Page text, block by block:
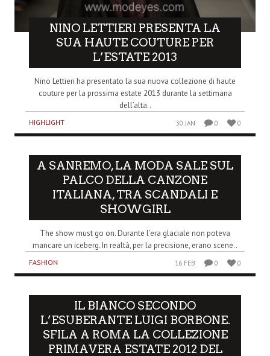
NINO LETTIERI PRESENTA LA
SUA HAUTE COUTURE PER
L’ESTATE 2013
Nino Lettieri ha presentato la sua nuova collezione di haute
couture per la prossima estate 2013 durante la settimana
dell’alta..
HIGHLIGHT 30 JAN 0 0
A SANREMO, LA MODA SALE SUL
PALCO DELLA CANZONE
ITALIANA, TRA SCANDALI E
SHOWGIRL
The show must go on. Durante l’era glaciale non poteva
mancare un iceberg. In realtà, per la precisione, erano scene..
FASHION 16 FEB 0 0
IL BIANCO SECONDO
L’ESUBERANTE LUIGI BORBONE.
SFILA A ROMA LA COLLEZIONE
PRIMAVERA ESTATE 2012 DEL